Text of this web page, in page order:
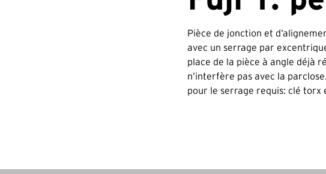
Pièce de jonction et
avec un serrage par
place de la pièce à angle déjà
n’interfère pas avec la
pour le serrage requis: clé torx